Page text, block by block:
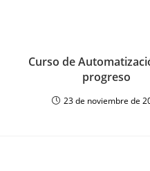
Curso de
progreso
23 de noviembre de